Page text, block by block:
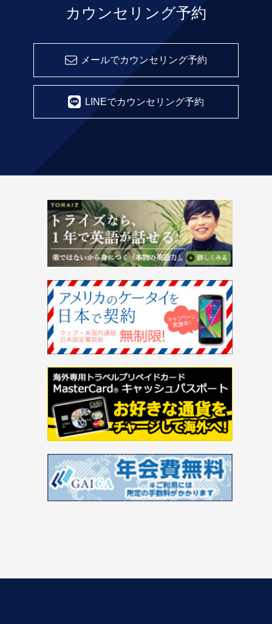
カウンセリング予約
メールでカウンセリング予約
LINEでカウンセリング予約